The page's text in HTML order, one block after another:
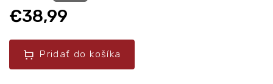
€38,99
Pridať do košíka